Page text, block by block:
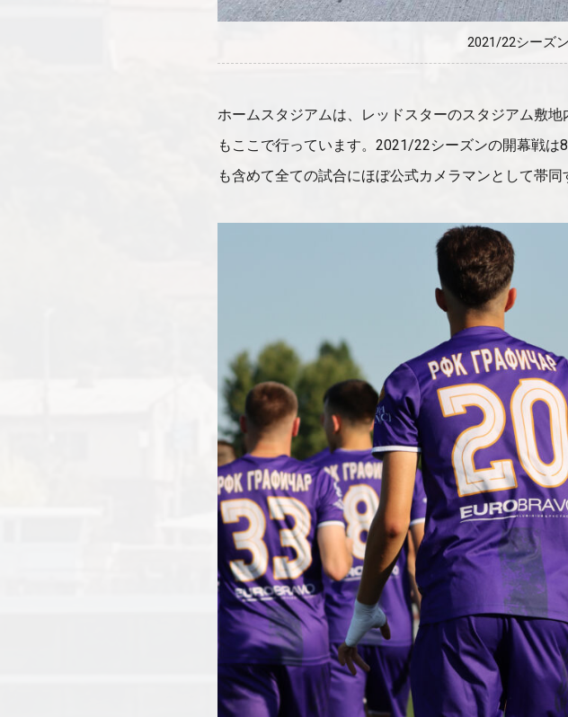
2021/22シーズ
ホームスタジアムは、レッドスターのスタジアム敷
もここで行っています。2021/22シーズンの開幕戦
も含めて全ての試合にほぼ公式カメラマンとして帯